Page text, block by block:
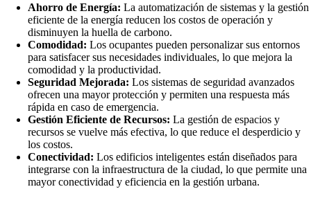
Ahorro de Energía: La automatización de sistemas y la gestión
eficiente de la energía reducen los costos de operación y
disminuyen la huella de carbono.
Comodidad: Los ocupantes pueden personalizar sus entornos
para satisfacer sus necesidades individuales, lo que mejora la
comodidad y la productividad.
Seguridad Mejorada: Los sistemas de seguridad avanzados
ofrecen una mayor protección y permiten una respuesta más
rápida en caso de emergencia.
Gestión Eficiente de Recursos: La gestión de espacios y
recursos se vuelve más efectiva, lo que reduce el desperdicio y
los costos.
Conectividad: Los edificios inteligentes están diseñados para
integrarse con la infraestructura de la ciudad, lo que permite una
mayor conectividad y eficiencia en la gestión urbana.